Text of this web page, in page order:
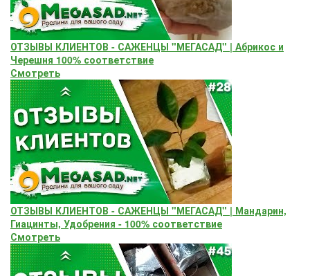
ОТЗЫВЫ КЛИЕНТОВ - САЖЕНЦЫ "МЕГАСАД" | Абрикос и
Черешня 100% соответствие
Смотреть
ОТЗЫВЫ КЛИЕНТОВ - САЖЕНЦЫ "МЕГАСАД" | Мандарин,
Гиацинты, Удобрения - 100% соответствие
Смотреть